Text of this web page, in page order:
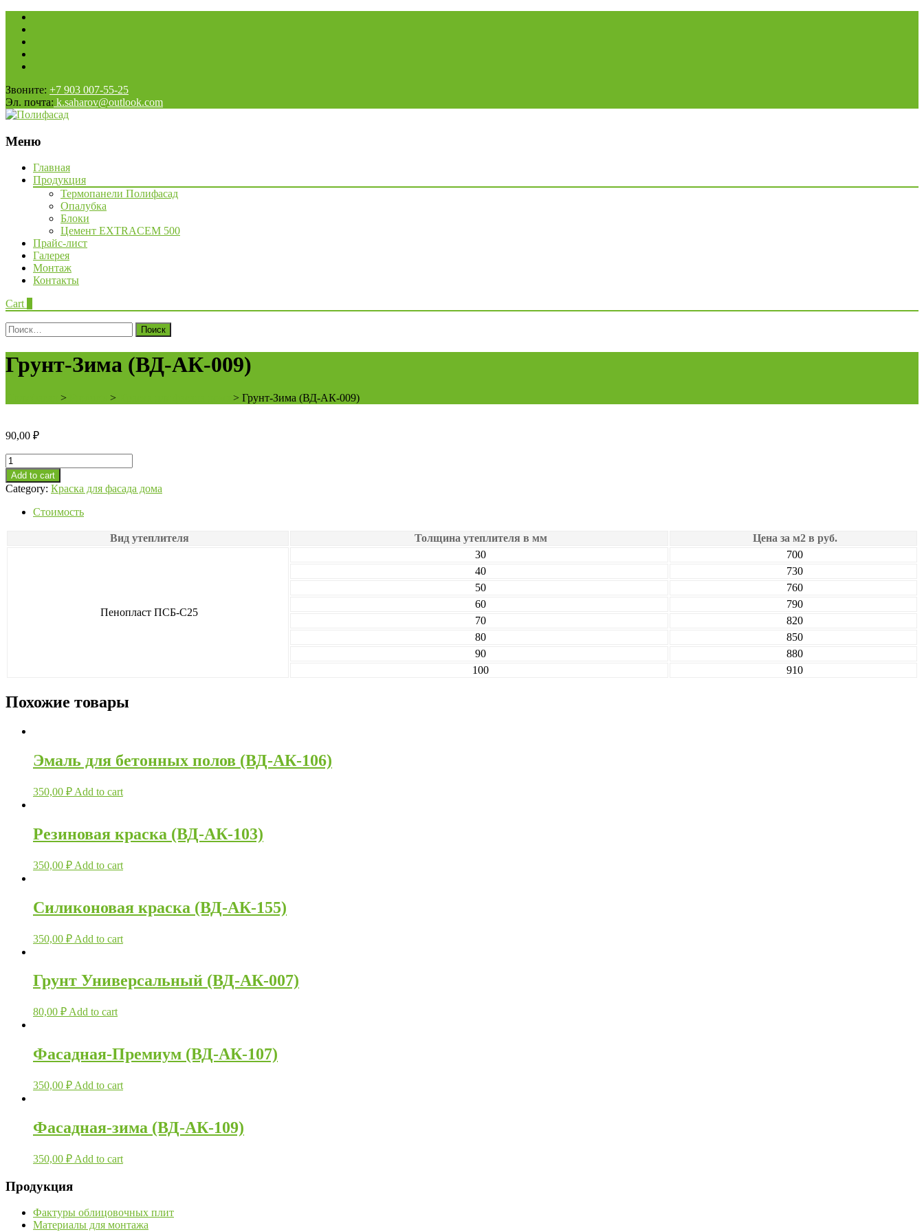
Звоните: +7 903 007-55-25
Эл. почта: k.saharov@outlook.com
Меню
НаверхГлавная
Продукция
Термопанели Полифасад
Опалубка
Блоки
Цемент EXTRACEM 500
Прайс-лист
Галерея
Монтаж
Контакты
Cart
Поиск
для:
Грунт-Зима (ВД-АК-009)
> > > Грунт-Зима (ВД-АК-009)
90,00 ₽
Грунт-
Зима
(ВД-
АК-009)
quantity
Add to cart
Category: Краска для фасада дома
Стоимость
Вид утеплителя Толщина утеплителя в мм Цена за м2 в руб.
Пенопласт ПСБ-С25
30
700
40
730
50
760
60
790
70
820
80
850
90
880
100
910
Похожие товары
Эмаль для бетонных полов (ВД-АК-106)
350,00 ₽ Add to cart
Резиновая краска (ВД-АК-103)
350,00 ₽ Add to cart
Силиконовая краска (ВД-АК-155)
350,00 ₽ Add to cart
Грунт Универсальный (ВД-АК-007)
80,00 ₽ Add to cart
Фасадная-Премиум (ВД-АК-107)
350,00 ₽ Add to cart
Фасадная-зима (ВД-АК-109)
350,00 ₽ Add to cart
Продукция
Фактуры облицовочных плит
Материалы для монтажа